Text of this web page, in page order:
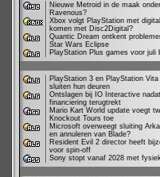
Nieuwe Metroid in de maak
Ravenous?
Xbox volgt PlayStation met
komen met Disc2Digital?
Quantic Dream ontkent
Star Wars Eclipse
PlayStation Plus games voor juli
PlayStation 3 en PlayStation
sluiten hun deuren
Ontslagen bij IO Interactive
financiering terugtrekt
Mario Kart World update voegt
Knockout Tours toe
Microsoft overweegt sluiting
en annuleren van Blade?
Resident Evil 2 director heeft
voor spin-off
Sony stopt vanaf 2028 met